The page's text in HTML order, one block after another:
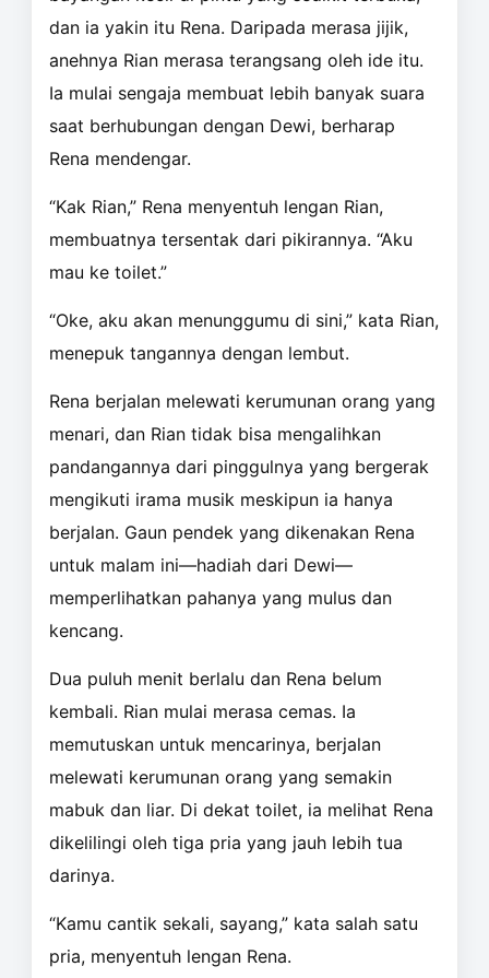
dan ia yakin itu Rena. Daripada merasa jijik,
anehnya Rian merasa terangsang oleh ide itu.
Ia mulai sengaja membuat lebih banyak suara
saat berhubungan dengan Dewi, berharap
Rena mendengar.
“Kak Rian,” Rena menyentuh lengan Rian,
membuatnya tersentak dari pikirannya. “Aku
mau ke toilet.”
“Oke, aku akan menunggumu di sini,” kata Rian,
menepuk tangannya dengan lembut.
Rena berjalan melewati kerumunan orang yang
menari, dan Rian tidak bisa mengalihkan
pandangannya dari pinggulnya yang bergerak
mengikuti irama musik meskipun ia hanya
berjalan. Gaun pendek yang dikenakan Rena
untuk malam ini—hadiah dari Dewi—
memperlihatkan pahanya yang mulus dan
kencang.
Dua puluh menit berlalu dan Rena belum
kembali. Rian mulai merasa cemas. Ia
memutuskan untuk mencarinya, berjalan
melewati kerumunan orang yang semakin
mabuk dan liar. Di dekat toilet, ia melihat Rena
dikelilingi oleh tiga pria yang jauh lebih tua
darinya.
“Kamu cantik sekali, sayang,” kata salah satu
pria, menyentuh lengan Rena.